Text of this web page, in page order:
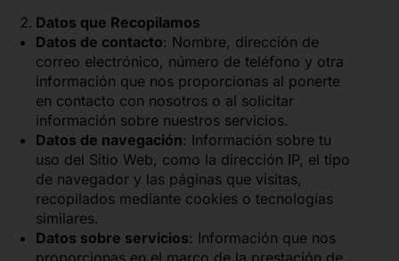
Datos que Recopilamos
Datos de contacto: Nombre, dirección de
correo electrónico, número de teléfono y otra
información que nos proporcionas al ponerte
en contacto con nosotros o al solicitar
información sobre nuestros servicios.
Datos de navegación: Información sobre tu
uso del Sitio Web, como la dirección IP, el tipo
de navegador y las páginas que visitas,
recopilados mediante cookies o tecnologías
similares.
Datos sobre servicios: Información que nos
proporcionas en el marco de la prestación de